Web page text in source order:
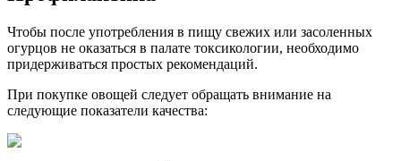
Чтобы после употребления в пищу свежих или засоленных
огурцов не оказаться в палате токсикологии, необходимо
придерживаться простых рекомендаций.
При покупке овощей следует обращать внимание на
следующие показатели качества: